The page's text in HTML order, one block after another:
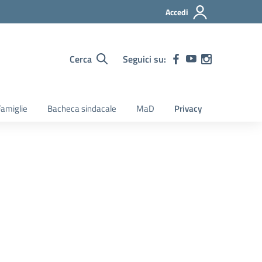
Accedi
Cerca Seguici su:
Bacheca sindacale MaD Privacy